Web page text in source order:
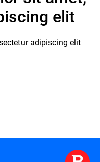
elit
adipiscing elit